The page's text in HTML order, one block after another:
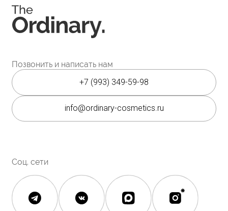
О бренде
О нас
История The Ordinary
Покупателям
Доставка и оплата
Самовывоз
Каталог
Косметика The Ordinary
Косметика The INKEY
Корейская косметика
Скидки